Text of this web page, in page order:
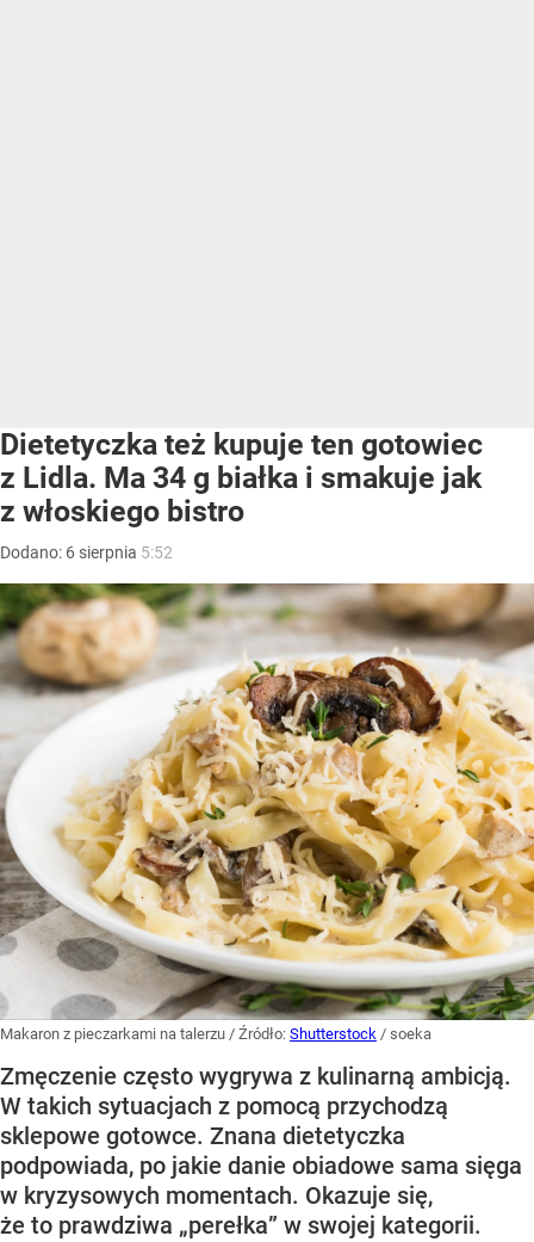
Dietetyczka też kupuje ten gotowiec
z Lidla. Ma 34 g białka i smakuje jak
z włoskiego bistro
Dodano: 6 sierpnia 5:52
Makaron z pieczarkami na talerzu / Źródło: Shutterstock / soeka
Zmęczenie często wygrywa z kulinarną ambicją.
W takich sytuacjach z pomocą przychodzą
sklepowe gotowce. Znana dietetyczka
podpowiada, po jakie danie obiadowe sama sięga
w kryzysowych momentach. Okazuje się,
że to prawdziwa „perełka” w swojej kategorii.